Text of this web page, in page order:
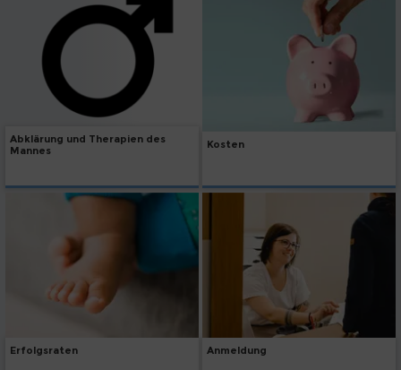
Abklärung und Therapien des
Mannes
Kosten
Erfolgsraten Anmeldung